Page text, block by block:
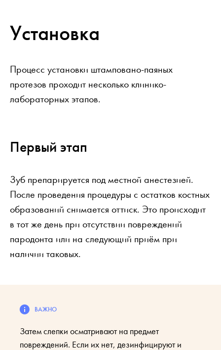
Установка
Процесс установки штамповано-паяных
протезов проходит несколько клинико-
лабораторных этапов.
Первый этап
Зуб препарируется под местной анестезией.
После проведения процедуры с остатков костных
образований снимается оттиск. Это происходит
в тот же день при отсутствии повреждений
пародонта или на следующий приём при
наличии таковых.
Затем слепки осматривают на предмет
повреждений. Если их нет, дезинфицируют и